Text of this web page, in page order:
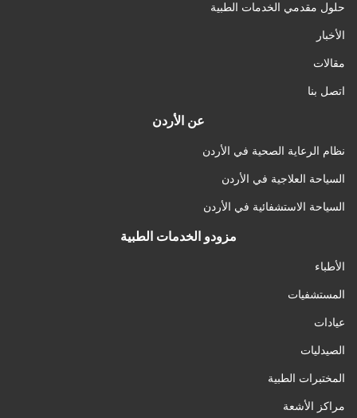
حلول مقدمي الخدمات الطبية
الأخبار
مقالات
اتصل بنا
عن الأردن
نظام الرعاية الصحية في الأردن
السياحة العلاجية في الأردن
السياحة الاستشفائية في الأردن
مزودو الخدمات الطبية
الأطباء
المستشفيات
عيادات
الصيدليات
المختبرات الطبية
مراكز الأشعة